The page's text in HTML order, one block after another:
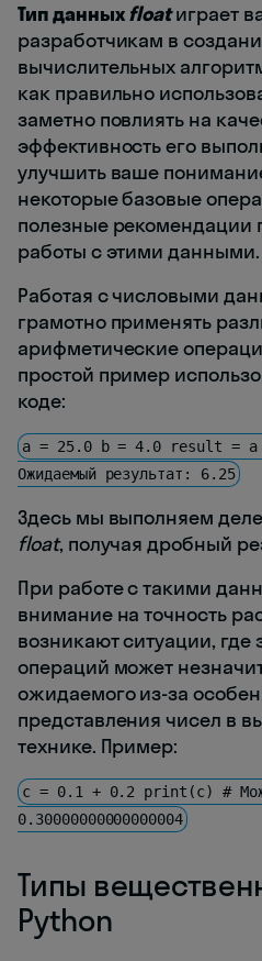
Тип данныхfloatиграет
разработчикам в
вычислительных
как правильно
заметно повлиять на
эффективность его
улучшить ваше
некоторые базовые
полезные рекомендации
работы с этими данными.
Работая с числовыми
грамотно применять
арифметические
простой пример
коде:
a = 25.0 b = 4.0 result =
Ожидаемый результат: 6.25
Здесь мы выполняем
float, получая дробный
При работе с такими
внимание на точность
возникают ситуации, где
операций может
ожидаемого из-за
представления чисел в
технике. Пример:
c = 0.1 + 0.2 print(c) #
0.30000000000000004
Типы
Python